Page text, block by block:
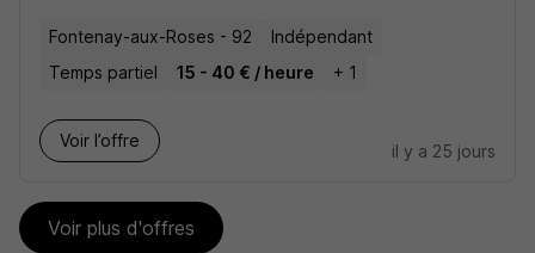
Fontenay-aux-Roses - 92
Indépendant
Temps partiel
15 - 40 € / heure + 1
Voir l’offre
il y a 25 jours
Voir plus d'offres